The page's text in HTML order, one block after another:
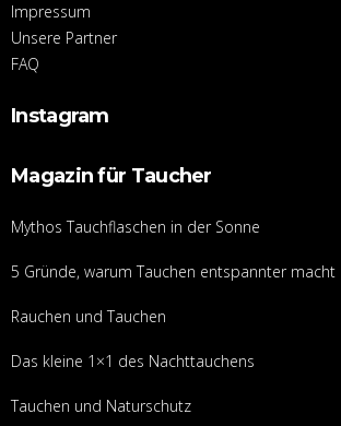
Impressum
Unsere Partner
FAQ
Instagram
Magazin für Taucher
Mythos Tauchflaschen in der Sonne
5 Gründe, warum Tauchen entspannter macht
Rauchen und Tauchen
Das kleine 1×1 des Nachttauchens
Tauchen und Naturschutz